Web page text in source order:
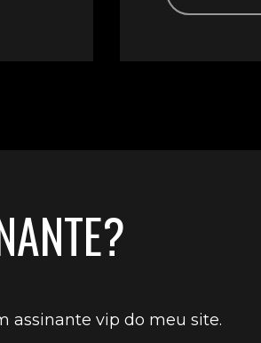
assinante vip do meu site.